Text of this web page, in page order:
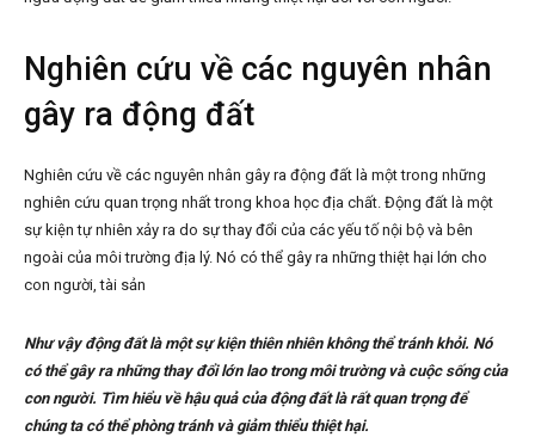
Nghiên cứu về các nguyên nhân
gây ra động đất
Nghiên cứu về các nguyên nhân gây ra động đất là một trong những
nghiên cứu quan trọng nhất trong khoa học địa chất. Động đất là một
sự kiện tự nhiên xảy ra do sự thay đổi của các yếu tố nội bộ và bên
ngoài của môi trường địa lý. Nó có thể gây ra những thiệt hại lớn cho
con người, tài sản
Như vậy động đất là một sự kiện thiên nhiên không thể tránh khỏi. Nó
có thể gây ra những thay đổi lớn lao trong môi trường và cuộc sống của
con người. Tìm hiểu về hậu quả của động đất là rất quan trọng để
chúng ta có thể phòng tránh và giảm thiểu thiệt hại.